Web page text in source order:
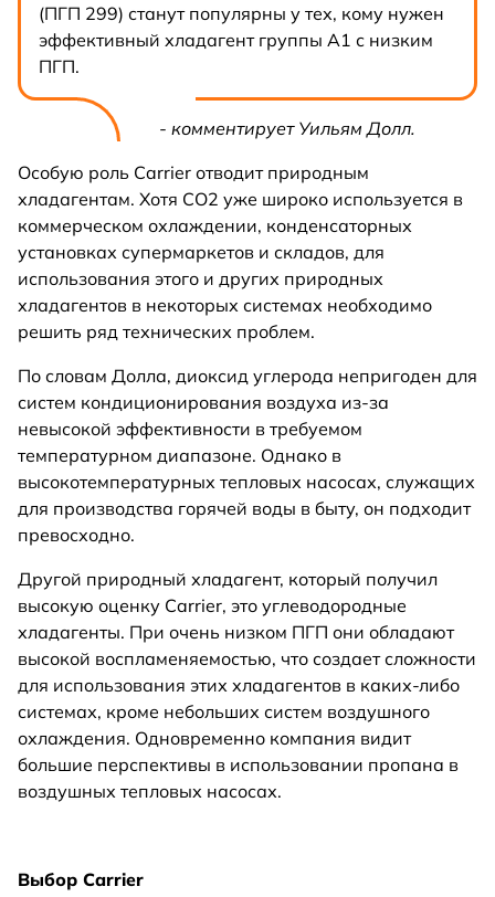
(ПГП 299) станут популярны у тех, кому нужен
эффективный хладагент группы А1 с низким
ПГП.
- комментирует Уильям Долл.
Особую роль Carrier отводит природным
хладагентам. Хотя CO2 уже широко используется в
коммерческом охлаждении, конденсаторных
установках супермаркетов и складов, для
использования этого и других природных
хладагентов в некоторых системах необходимо
решить ряд технических проблем.
По словам Долла, диоксид углерода непригоден для
систем кондиционирования воздуха из-за
невысокой эффективности в требуемом
температурном диапазоне. Однако в
высокотемпературных тепловых насосах, служащих
для производства горячей воды в быту, он подходит
превосходно.
Другой природный хладагент, который получил
высокую оценку Carrier, это углеводородные
хладагенты. При очень низком ПГП они обладают
высокой воспламеняемостью, что создает сложности
для использования этих хладагентов в каких-либо
системах, кроме небольших систем воздушного
охлаждения. Одновременно компания видит
большие перспективы в использовании пропана в
воздушных тепловых насосах.
Выбор Carrier